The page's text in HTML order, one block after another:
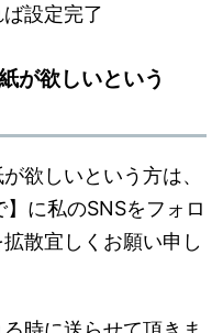
設定完了
が欲しいという
欲しいという方は、
に私のSNSをフォロ
散宜しくお願い申し